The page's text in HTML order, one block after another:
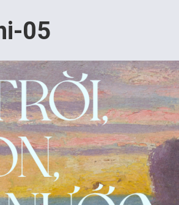
THƯ VIỆN ĐA PHƯƠNG
CHƯƠNG TRÌNH CHIẾU
PHÁP
SÁCH VÀ THƯ TỊCH
NGHỆ SỸ LƯU TRÚ
05